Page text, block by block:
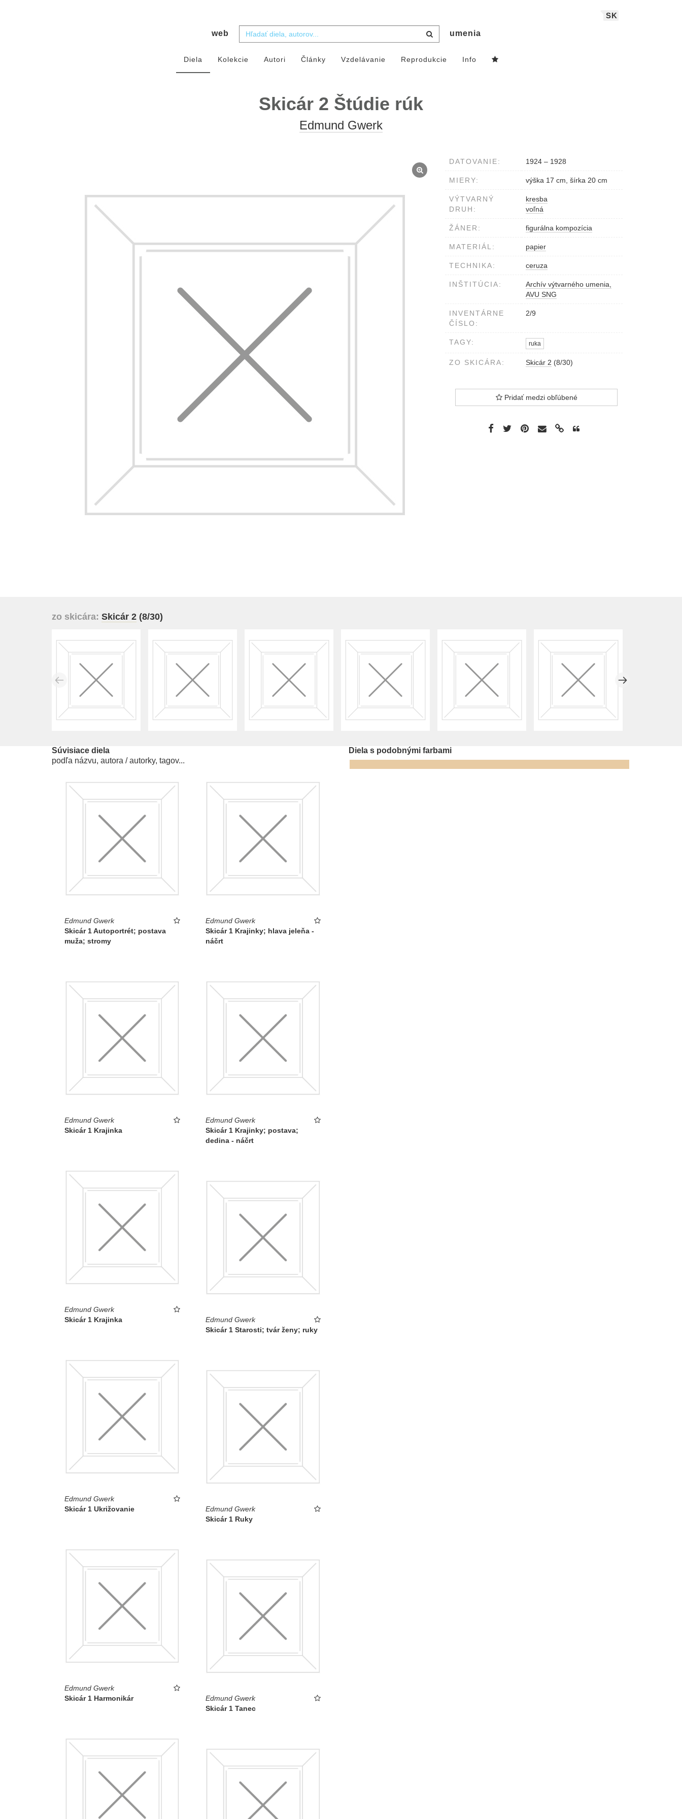
SK
web umenia
Diela Kolekcie Autori Články Vzdelávanie Reprodukcie Info
Skicár 2 Štúdie rúk
Edmund Gwerk
DATOVANIE: 1924 – 1928
MIERY: výška 17 cm, šírka 20 cm
VÝTVARNÝ
DRUH:
kresba
voľná
ŽÁNER: figurálna kompozícia
MATERIÁL: papier
TECHNIKA: ceruza
INŠTITÚCIA:
Archív výtvarného umenia,
AVU SNG
INVENTÁRNE
ČÍSLO:
2/9
TAGY: ruka
ZO SKICÁRA: Skicár 2 (8/30)
Pridať medzi obľúbené
zo skicára: Skicár 2 (8/30)
Súvisiace diela
podľa názvu, autora / autorky, tagov...
Edmund Gwerk
Skicár 1 Autoportrét; postava
muža; stromy
Edmund Gwerk
Skicár 1 Krajinky; hlava jeleňa -
náčrt
Edmund Gwerk
Skicár 1 Krajinka
Edmund Gwerk
Skicár 1 Krajinky; postava;
dedina - náčrt
Edmund Gwerk
Skicár 1 Krajinka
Edmund Gwerk
Skicár 1 Starosti; tvár ženy; ruky
Edmund Gwerk
Skicár 1 Ukrižovanie
Edmund Gwerk
Skicár 1 Ruky
Edmund Gwerk
Skicár 1 Harmonikár
Edmund Gwerk
Skicár 1 Tanec
Diela s podobnými farbami